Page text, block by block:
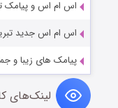
اس ام اس و پیامک تبریک
اس ام اس جدید تبریک روز
پیامک های زیبا و
لینک‌های